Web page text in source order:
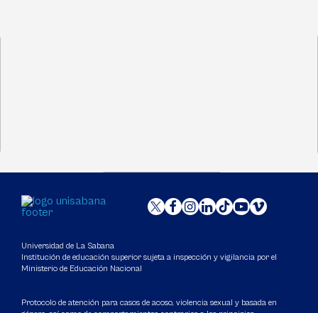
Universidad de La Sabana
Institución de educación superior sujeta a inspección y vigilancia por el
Ministerio de Educación Nacional
Protocolo de atención para casos de acoso, violencia sexual y basada en